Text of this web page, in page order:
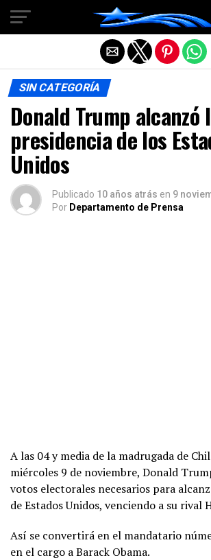
SIN CATEGORÍA
Donald Trump alcanzó
presidencia de los
Unidos
Publicado 10 años atrás en 9
Por Departamento de Prensa
A las 04 y media de la madrugada de
miércoles 9 de noviembre, Donald
votos electorales necesarios para
de Estados Unidos, venciendo a su
Así se convertirá en el mandatario
en el cargo a Barack Obama.
Salir de la versión móvil